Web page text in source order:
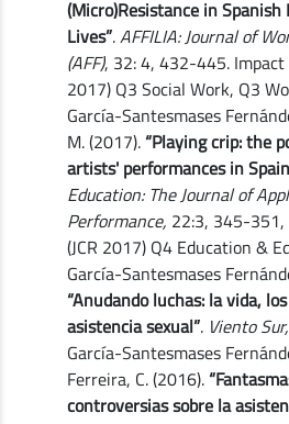
(Micro)Resistance in Spanish
Lives”.AFFILIA: Journal of
(AFF), 32: 4, 432-445. Impact
2017) Q3 Social Work, Q3
García-Santesmases
M. (2017). “Playing crip: the
artists' performances in
Education: The Journal of
Performance, 22:3, 345-
(JCR 2017) Q4 Education &
García-Santesmases
“Anudando luchas: la vida,
asistencia sexual”. Viento Sur,
García-Santesmases
Ferreira, C. (2016).
controversias sobre la